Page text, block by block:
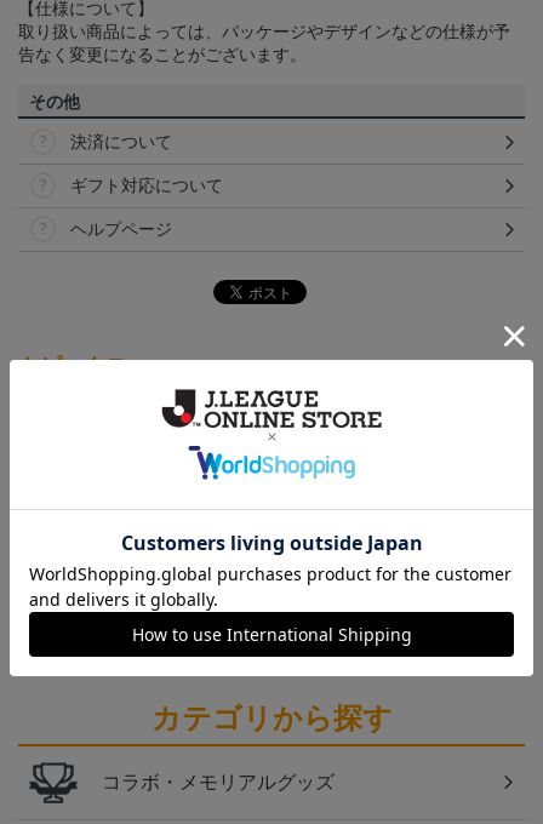
【仕様について】
取り扱い商品によっては、パッケージやデザインなどの仕様が予
告なく変更になることがございます。
その他
決済について
ギフト対応について
ヘルプページ
トピックス
クラウドファンディング！みんなで紡ぐ～愛媛ＦＣ
サンパークプロジェクト～
愛媛
愛媛ＦＣのすべてのグッズをチェックしたい方に！
全グッズ一覧はこちら！
カテゴリから探す
コラボ・メモリアルグッズ